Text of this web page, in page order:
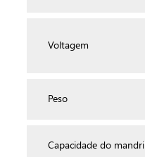
Voltagem
Peso
Capacidade do mandril